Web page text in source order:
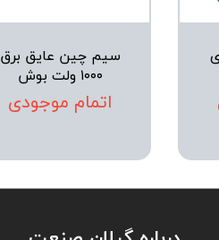
سیم چین عایق برق
۱۰۰۰ ولت بوش
اتمام موجودی